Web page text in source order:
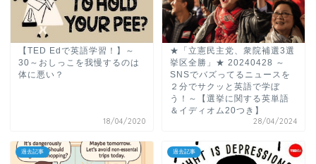
【TED Edで英語学習！】～
30～おしっこを我慢するのは
体に悪い？
18/04/2020
★「立憲民主党、衆院補選3選
挙区全勝」★ 20240428 ～
SNSでバズってるニュースを
２分でサクッと英語で学ぼ
う！～【選挙に関する英単語
＆イディオム20つき】
28/04/2024
過去記事 過去記事